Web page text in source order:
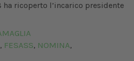
ha ricoperto l’incarico presidente
, FESASS, NOMINA,